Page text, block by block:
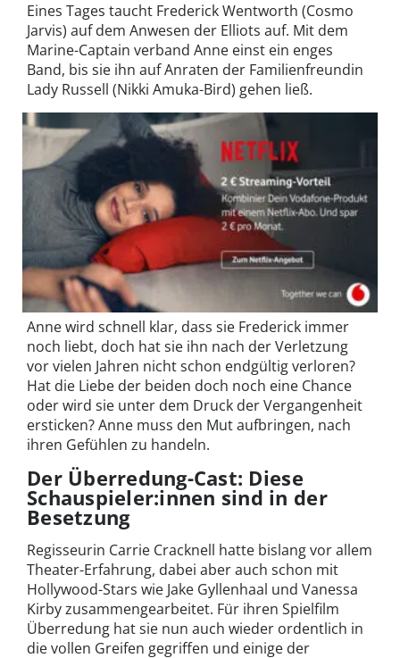
Eines Tages taucht Frederick Wentworth (Cosmo
Jarvis) auf dem Anwesen der Elliots auf. Mit dem
Marine-Captain verband Anne einst ein enges
Band, bis sie ihn auf Anraten der Familienfreundin
Lady Russell (Nikki Amuka-Bird) gehen ließ.
Anne wird schnell klar, dass sie Frederick immer
noch liebt, doch hat sie ihn nach der Verletzung
vor vielen Jahren nicht schon endgültig verloren?
Hat die Liebe der beiden doch noch eine Chance
oder wird sie unter dem Druck der Vergangenheit
ersticken? Anne muss den Mut aufbringen, nach
ihren Gefühlen zu handeln.
Der Überredung-Cast: Diese
Schauspieler:innen sind in der
Besetzung
Regisseurin Carrie Cracknell hatte bislang vor allem
Theater-Erfahrung, dabei aber auch schon mit
Hollywood-Stars wie Jake Gyllenhaal und Vanessa
Kirby zusammengearbeitet. Für ihren Spielfilm
Überredung hat sie nun auch wieder ordentlich in
die vollen Greifen gegriffen und einige der